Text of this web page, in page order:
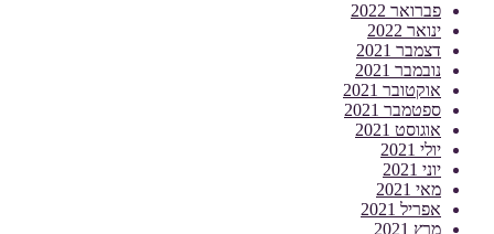
פברואר 2022
ינואר 2022
דצמבר 2021
נובמבר 2021
אוקטובר 2021
ספטמבר 2021
אוגוסט 2021
יולי 2021
יוני 2021
מאי 2021
אפריל 2021
מרץ 2021